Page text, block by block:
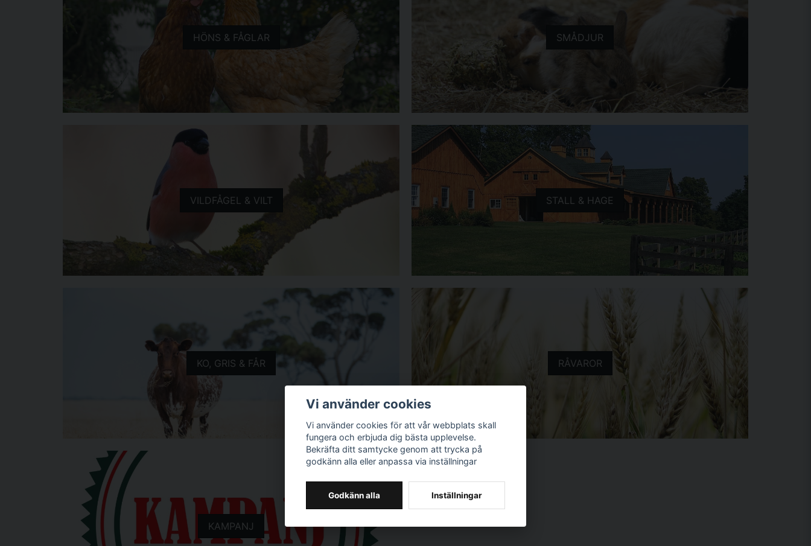
HÖNS & FÅGLAR SMÅDJUR
VILDFÅGEL & VILT STALL & HAGE
KO, GRIS & FÅR RÅVAROR
KAMPANJ
Vi använder cookies
Vi använder cookies för att vår webbplats skall
fungera och erbjuda dig bästa upplevelse.
Bekräfta ditt samtycke genom att trycka på
godkänn alla eller anpassa via inställningar
Godkänn alla Inställningar